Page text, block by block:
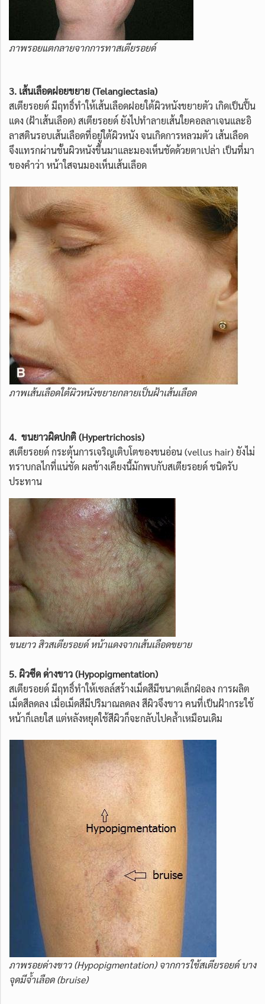
ภาพรอยแตกลายจากการทาสเตียรอยด์
3. เส้นเลือดฝอยขยาย (Telangiectasia)
สเตียรอยด์ มีฤทธิ์ทำให้เส้นเลือดฝอยใต้ผิวหนังขยายตัว เกิดเป็นปื้น
แดง (ฝ้าเส้นเลือด) สเตียรอยด์ ยังไปทำลายเส้นใยคอลลาเจนและอิ
ลาสตินรอบเส้นเลือดที่อยู่ใต้ผิวหนัง จนเกิดการหลวมตัว เส้นเลือด
จึงแทรกผ่านชั้นผิวหนังขึ้นมาและมองเห็นชัดด้วยตาเปล่า เป็นที่มา
ของคำว่า หน้าใสจนมองเห็นเส้นเลือด
ภาพเส้นเลือดใต้ผิวหนังขยายกลายเป็นฝ้าเส้นเลือด
4. ขนยาวผิดปกติ (Hypertrichosis)
สเตียรอยด์ กระตุ้นการเจริญเติบโตของขนอ่อน (vellus hair) ยังไม่
ทราบกลไกที่แน่ชัด ผลข้างเคียงนี้มักพบกับสเตียรอยด์ ชนิดรับ
ประทาน
ขนยาว สิวสเตียรอยด์ หน้าแดงจากเส้นเลือดขยาย
5. ผิวซีด ด่างขาว (Hypopigmentation)
สเตียรอยด์ มีฤทธิ์ทำให้เซลล์สร้างเม็ดสีมีขนาดเล็กฝ่อลง การผลิต
เม็ดสีลดลง เมื่อเม็ดสีมีปริมาณลดลง สีผิวจึงขาว คนที่เป็นฝ้ากระใช้
หน้าก็เลยใส แต่หลังหยุดใช้สีผิวก็จะกลับไปคล้ำเหมือนเดิม
ภาพรอยด่างขาว (Hypopigmentation) จากการใช้สเตียรอยด์ บาง
จุดมีจ้ำเลือด (bruise)